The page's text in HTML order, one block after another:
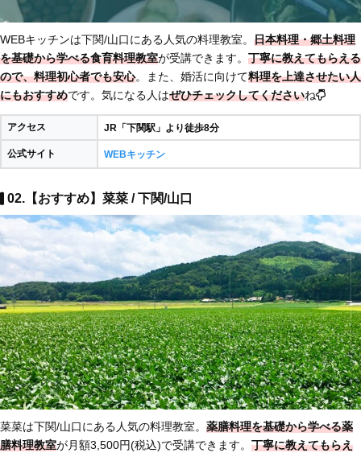
WEBキッチンは下関/山口にある人気の料理教室。 日本料理・郷土料理
を基礎から学べる食育料理教室が受講できます。 丁寧に教えてもらえる
ので、料理初心者でも安心。また、婚活に向けて料理を上達させたい人
にもおすすめです。気になる人はぜひチェックしてくださいね
アクセス JR「下関駅」より徒歩8分
公式サイト WEBキッチン
02.【おすすめ】菜菜 / 下関/山口
菜菜は下関/山口にある人気の料理教室。 薬膳料理を基礎から学べる薬
膳料理教室が月額3,500円(税込)で受講できます。 丁寧に教えてもらえ